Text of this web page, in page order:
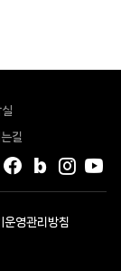
길
인스
블로그
페이스북
운영관리방침